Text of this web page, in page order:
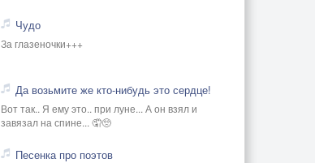
Чудо
За глазеночки+++
Да возьмите же кто-нибудь это сердце!
Вот так.. Я ему это.. при луне... А он взял и
завязал на спине... 🤦🥺
Песенка про поэтов